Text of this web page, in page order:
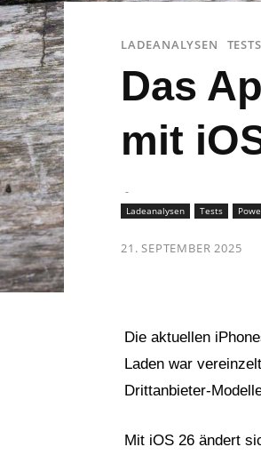
LADEANALYSEN TESTS
Das
mit
-
Ladeanalysen
Tests
21. SEPTEMBER 2025
Die aktuellen
Laden war
Drittanbieter-
Mit iOS 26 ändert